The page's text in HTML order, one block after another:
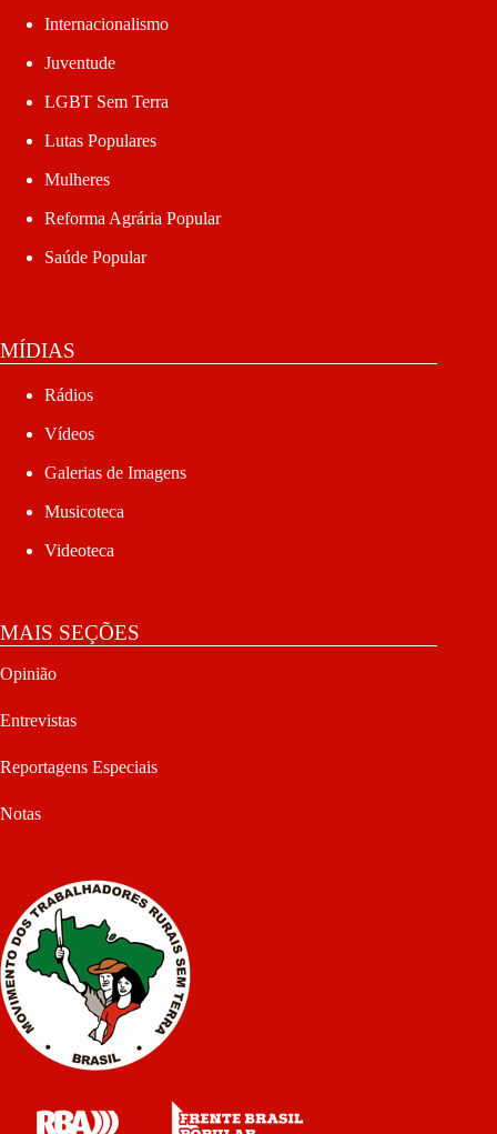
Internacionalismo
Juventude
LGBT Sem Terra
Lutas Populares
Mulheres
Reforma Agrária Popular
Saúde Popular
MÍDIAS
Rádios
Vídeos
Galerias de Imagens
Musicoteca
Videoteca
MAIS SEÇÕES
Opinião
Entrevistas
Reportagens Especiais
Notas